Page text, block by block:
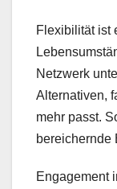
Flexibilität ist
Netzwerk
Alternativen,
mehr passt.
bereichernde
Engagement